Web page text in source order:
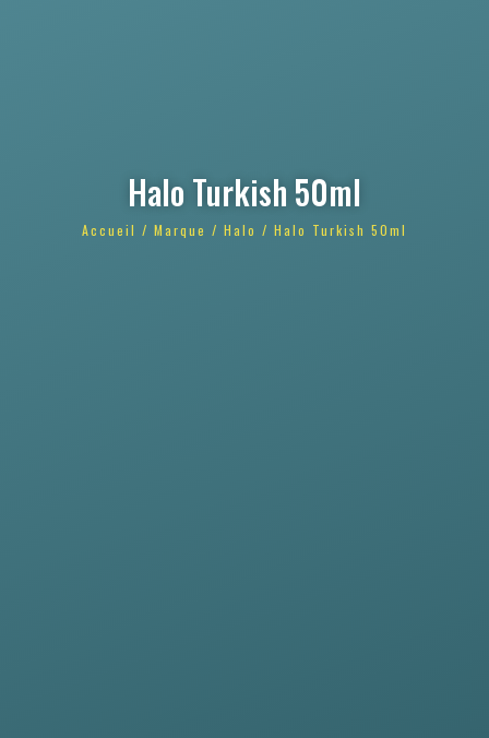
Halo Turkish 50ml
Accueil / Marque / Halo / Halo Turkish 50ml